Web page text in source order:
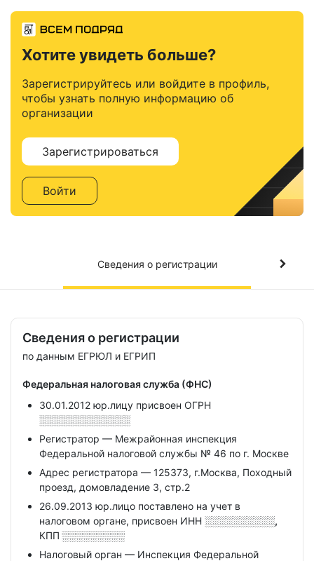
Хотите увидеть больше?
Зарегистрируйтесь или войдите в профиль,
чтобы узнать полную информацию об
организации
Зарегистрироваться
Войти
Сведения о регистрации
Сведения о регистрации
по данным ЕГРЮЛ и ЕГРИП
Федеральная налоговая служба (ФНС)
30.01.2012 юр.лицу присвоен ОГРН
░░░░░░░░░░░░░
Регистратор — Межрайонная инспекция
Федеральной налоговой службы № 46 по г. Москве
Адрес регистратора — 125373, г.Москва, Походный
проезд, домовладение 3, стр.2
26.09.2013 юр.лицо поставлено на учет в
налоговом органе, присвоен ИНН ░░░░░░░░░░,
КПП ░░░░░░░░░
Налоговый орган — Инспекция Федеральной